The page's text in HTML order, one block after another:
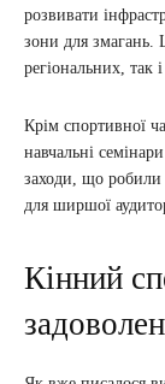
розвивати
зони для змагань.
регіональних, так
Крім спортивної
навчальні
заходи, що
для ширшої
Кінний